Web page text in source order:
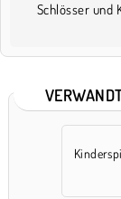
Schlösser und